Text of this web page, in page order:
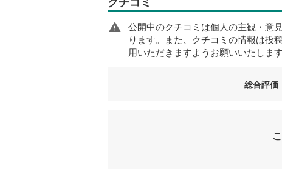
公開中のクチコミは個人の主観・意
ります。また、クチコミの情報は投
用いただきますようお願いいたします
総合評価